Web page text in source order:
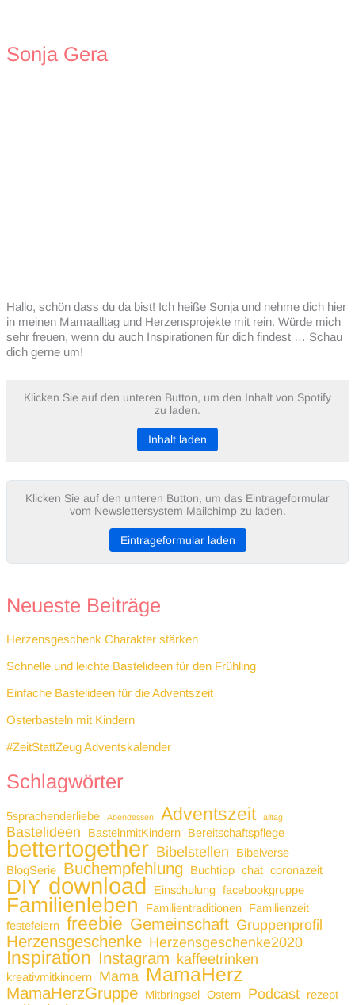
Sonja Gera
Hallo, schön dass du da bist! Ich heiße Sonja und nehme dich hier
in meinen Mamaalltag und Herzensprojekte mit rein. Würde mich
sehr freuen, wenn du auch Inspirationen für dich findest … Schau
dich gerne um!
Klicken Sie auf den unteren Button, um den Inhalt von Spotify
zu laden.
Inhalt laden
Klicken Sie auf den unteren Button, um das Eintrageformular
vom Newslettersystem Mailchimp zu laden.
Eintrageformular laden
Neueste Beiträge
Herzensgeschenk Charakter stärken
Schnelle und leichte Bastelideen für den Frühling
Einfache Bastelideen für die Adventszeit
Osterbasteln mit Kindern
#ZeitStattZeug Adventskalender
Schlagwörter
5sprachenderliebe Abendessen Adventszeit alltag
Bastelideen BastelnmitKindern Bereitschaftspflege
bettertogether Bibelstellen
Bibelverse
BlogSerie
Buchempfehlung Buchtipp chat coronazeit
DIY download Einschulung facebookgruppe
Familienleben Familientraditionen
Familienzeit
festefeiern freebie Gemeinschaft Gruppenprofil
Herzensgeschenke Herzensgeschenke2020
Inspiration Instagram kaffeetrinken
kreativmitkindern Mama MamaHerz
MamaHerzGruppe Mitbringsel Ostern Podcast rezept